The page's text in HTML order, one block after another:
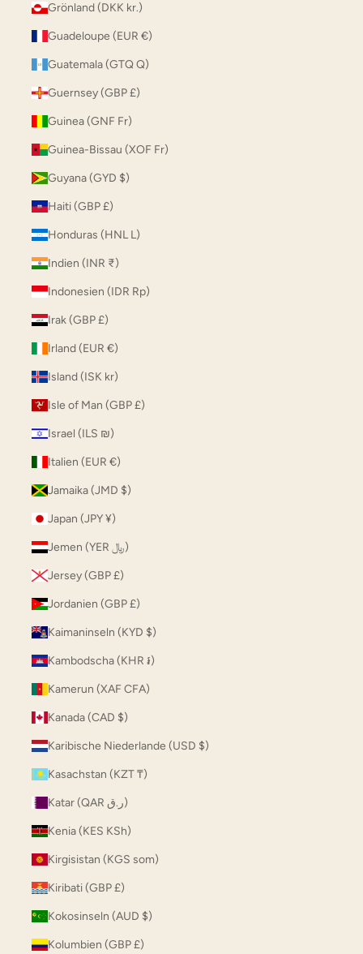
Grönland (DKK kr.)
Guadeloupe (EUR €)
Guatemala (GTQ Q)
Guernsey (GBP £)
Guinea (GNF Fr)
Guinea-Bissau (XOF Fr)
Guyana (GYD $)
Haiti (GBP £)
Honduras (HNL L)
Indien (INR ₹)
Indonesien (IDR Rp)
Irak (GBP £)
Irland (EUR €)
Island (ISK kr)
Isle of Man (GBP £)
Israel (ILS ₪)
Italien (EUR €)
Jamaika (JMD $)
Japan (JPY ¥)
Jemen (YER ﷼)
Jersey (GBP £)
Jordanien (GBP £)
Kaimaninseln (KYD $)
Kambodscha (KHR ៛)
Kamerun (XAF CFA)
Kanada (CAD $)
Karibische Niederlande (USD $)
Kasachstan (KZT ₸)
Katar (QAR ر.ق)
Kenia (KES KSh)
Kirgisistan (KGS som)
Kiribati (GBP £)
Kokosinseln (AUD $)
Kolumbien (GBP £)